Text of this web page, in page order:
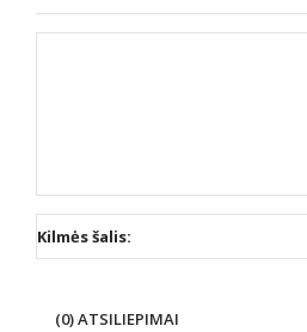
Kilmės šalis:
(0) ATSILIEPIMAI